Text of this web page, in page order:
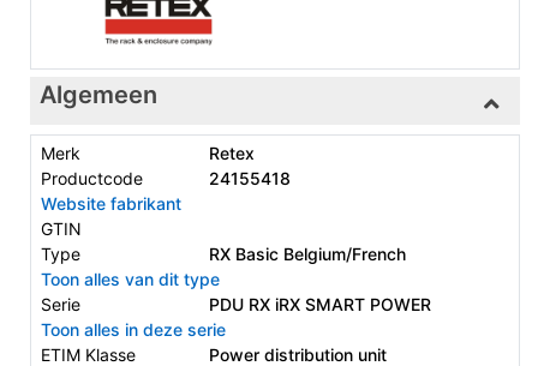
Algemeen
Merk
Retex
Productcode
24155418
Website fabrikant
GTIN
Type
RX Basic Belgium/French
Toon alles van dit type
Serie
PDU RX iRX SMART POWER
Toon alles in deze serie
ETIM Klasse
Power distribution unit